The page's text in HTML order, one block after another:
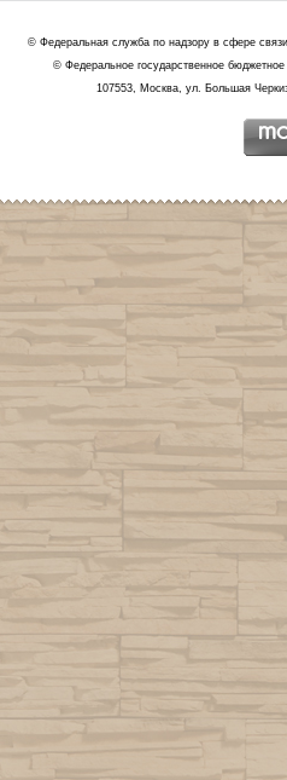
© Федеральная служба по надзору в сфере
© Федеральное государственное
107553, Москва, ул. Большая